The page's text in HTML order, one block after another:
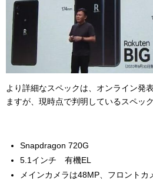
より詳細なスペックは、オンライン発
ますが、現時点で判明しているスペッ
Snapdragon 720G
5.1インチ 有機EL
メインカメラは48MP、フロントカ